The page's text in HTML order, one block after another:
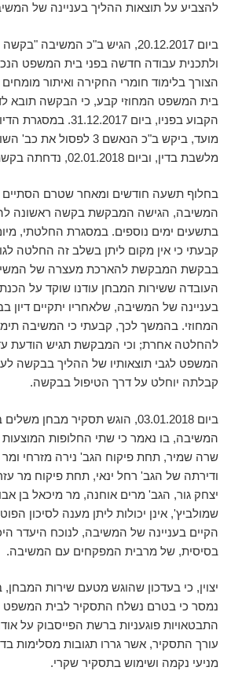
להצביע על תוצאות ההליך בעניינה של
ביום 20.12.2017, הגיש ב"כ המשיבה
ולתכנית עבודה חדשה בפני בית המשפט
הצורך בלימוד חומרי החקירה ואיתור
בית המשפט המחוזי קבע, כי הבקשה תובא
הקבוע בפניו, ביום
מועד, ביקש ב"כ הנאשם 3 לפסול
מלשבת בדין, וביום 02.01.2018, נדחתה בקשתו.
בחלוף תשעה חודשים ומאחר שטרם
המשיבה, הגישה המבקשת בקשה ראשונה
קבעתי כי אין מקום ליתן בשלב זה החלטה
בבקשת המבקשת להארכת מעצרה של
העובדה ששירות המבחן עודנו שוקד על
בעניינה של המשיבה, שלאחריו יתקיים דיון
המחוזי. בהמשך לכך, קבעתי כי המשיבה
להחלטה אחרת; וכי המבקשת תגיש הודעת
המשפט לגבי תוצאותיו של ההליך בבקשה
קבלתה יוחלט על דרך הטיפול בבקשה.
ביום 03.01.2018, הוגש תסקיר מבחן
המשיבה, בו נאמר כי שתי החלופות
שרה שמיר, תחת פיקוח הגב' נירה מזרחי
ודירתה של הגב' רחל ינאי, תחת פיקוח מר
יצחק גור, הגב' מרים אוחנה, מר מיכאל בן
שמולביץ', אינן יכולות ליתן מענה לסיכון
הקיים בעניינה של המשיבה, לנוכח היעדר
בסיסית, של מרבית המפקחים עם המשיבה.
נמסר כי בטרם נשלח התסקיר לבית המשפט
התבטאויות פוגעניות ברשת הפייסבוק על
עורך התסקיר, אשר גררו תגובות מסלימות
מניעי נקמה ושימוש בתסקיר שקרי.